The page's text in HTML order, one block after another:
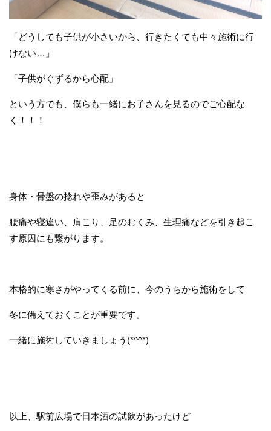
「どうしても子供が小さいから、行きたくても中々施術に行
けない…」
「子供がぐずるから心配」
という方でも、僕らも一緒にお子さんを見るのでご心配な
く！！！
身体・骨盤の捻れや歪みがあると
腰痛や寝違い、肩こり、足のむくみ、生理痛などを引き起こ
す原因にも繋がります。
本格的に寒さがやってくる前に、今のうちから施術をして
冬に備えておくことが重要です。
一緒に施術していきましょう(*^^*)
以上、駅前広場で日本酒の試飲があったけど